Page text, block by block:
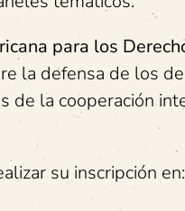
para los
la defensa de los
de la cooperación
su inscripción en: